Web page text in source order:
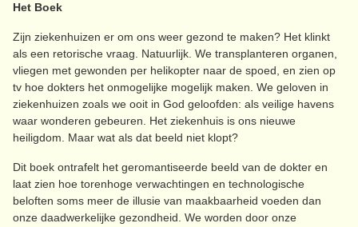
Het Boek
Zijn ziekenhuizen er om ons weer gezond te maken? Het klinkt
als een retorische vraag. Natuurlijk. We transplanteren organen,
vliegen met gewonden per helikopter naar de spoed, en zien op
tv hoe dokters het onmogelijke mogelijk maken. We geloven in
ziekenhuizen zoals we ooit in God geloofden: als veilige havens
waar wonderen gebeuren. Het ziekenhuis is ons nieuwe
heiligdom. Maar wat als dat beeld niet klopt?
Dit boek ontrafelt het geromantiseerde beeld van de dokter en
laat zien hoe torenhoge verwachtingen en technologische
beloften soms meer de illusie van maakbaarheid voeden dan
onze daadwerkelijke gezondheid. We worden door onze